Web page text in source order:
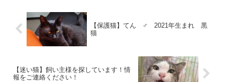
【保護猫】てん ♂ 2021年生まれ 黒
猫
【迷い猫】飼い主様を探しています！情
報をご連絡ください！